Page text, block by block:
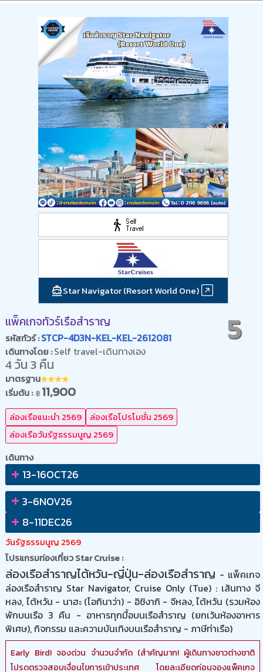
Star Navigator (Resort World One)
แพ็คเกจทัวร์เรือสำราญ
รหัสทัวร์ :STCP-4D3N-KEL-KEL-2612081 5
เดินทางโดย :Self travel-เดินทางเอง
4 วัน 3 คืน
มาตรฐาน
เริ่มต้น : ฿ 11,900
ล่องเรือแนะนำ 2569
ล่องเรือโปรโมชั่น 2569
ล่องเรือวันรัฐธรรมนูญ 2569
เดินทาง
+ 13-16OCT26
+3-6NOV26
+ 8-11DEC26
วันรัฐธรรมนูญ 2569
โปรแกรมท่องเที่ยว Star Cruise :
ล่องเรือสำราญไต้หวัน-ญี่ปุ่น-ล่องเรือสำราญ - แพ็คเกจ
ล่องเรือสำราญ Star Navigator, Cruise Only (Tue) : เส้นทาง จี
หลง, ไต้หวัน - นาฮะ (โอกินาว่า) - อิชิงากิ - จีหลง, ไต้หวัน (รวมห้อง
พักบนเรือ 3 คืน - อาหารทุกมื้อบนเรือสำราญ (ยกเว้นห้องอาหาร
พิเศษ), กิจกรรม และความบันเทิงบนเรือสำราญ - ภาษีท่าเรือ)
Early Bird! จองด่วน จำนวนจำกัด (สำคัญมาก! ผู้เดินทางชาวต่างชาติ
โปรดตรวจสอบเงื่อนไขการเข้าประเทศ โดยละเอียดก่อนจองแพ็คเกจ